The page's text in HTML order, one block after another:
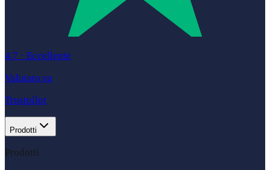
4.7 · Eccellente
Valutato su
Trustpilot
Prodotti
Prodotti